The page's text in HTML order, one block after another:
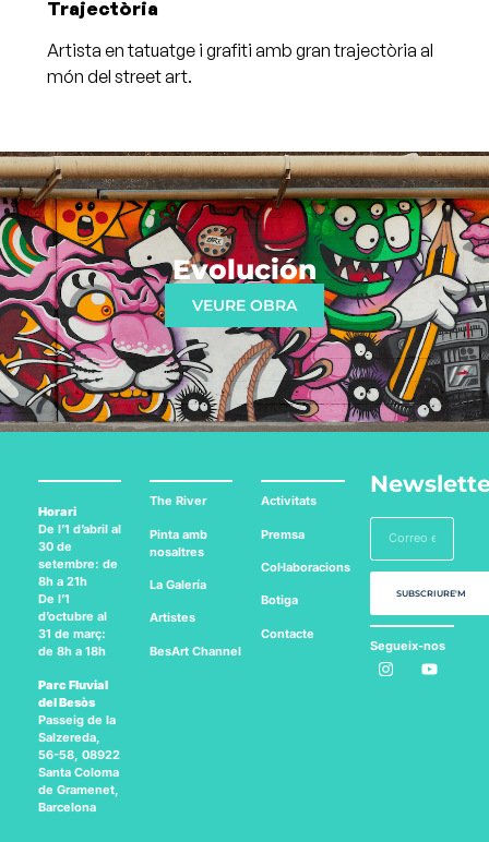
Trajectòria
Artista en tatuatge i grafiti amb gran trajectòria al
món del street art.
Evolución
VEURE OBRA
Horari
De l’1 d’abril al
30 de
setembre: de
8h a 21h
De l’1
d’octubre al
31 de març:
de 8h a 18h
Parc Fluvial
del Besòs
Passeig de la
Salzereda,
56-58, 08922
Santa Coloma
de Gramenet,
Barcelona
The River
Pinta amb
nosaltres
La Galería
Artistes
BesArt Channel
Activitats
Premsa
Col·laboracions
Botiga
Contacte
SUBSCRIURE'M
Segueix-nos
a: